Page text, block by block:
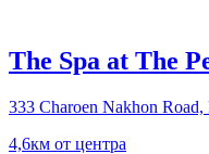
The Spa at The
333 Charoen Nakhon
4,6км от центра